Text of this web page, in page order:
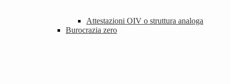
Attestazioni OIV o struttura analoga
Burocrazia zero